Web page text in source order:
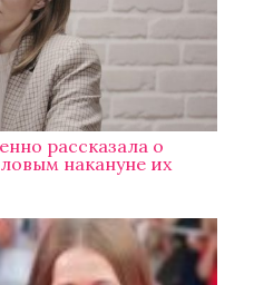
рассказала о
накануне их